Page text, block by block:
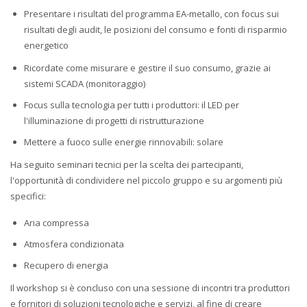
Presentare i risultati del programma EA-metallo, con focus sui
risultati degli audit, le posizioni del consumo e fonti di risparmio
energetico
Ricordate come misurare e gestire il suo consumo, grazie ai
sistemi SCADA (monitoraggio)
Focus sulla tecnologia per tutti i produttori: il LED per
l'illuminazione di progetti di ristrutturazione
Mettere a fuoco sulle energie rinnovabili: solare
Ha seguito seminari tecnici per la scelta dei partecipanti,
l'opportunità di condividere nel piccolo gruppo e su argomenti più
specifici:
Aria compressa
Atmosfera condizionata
Recupero di energia
Il workshop si è concluso con una sessione di incontri tra produttori
e fornitori di soluzioni tecnologiche e servizi, al fine di creare